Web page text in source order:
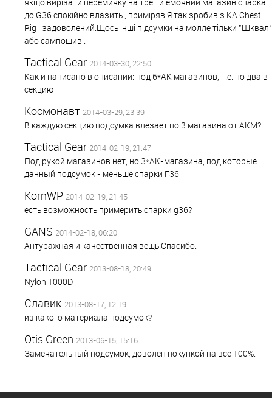
до G36 спокійно влазить , приміряв.Я так зробив з KA Chest
Rig і задоволений.Щось інші підсумки на молле тільки "Шквал"
або сампошив .
Tactical Gear 2014-03-30, 22:50
Как и написано в описании: под 6*АК магазинов, т.е. по два в
секцию
Космонавт 2014-03-29, 23:39
В каждую секцию подсумка влезает по 3 магазина от АКМ?
Tactical Gear 2014-02-19, 21:47
Под рукой магазинов нет, но 3*АК-магазина, под которые
данный подсумок - меньше спарки Г36
KornWP 2014-02-19, 21:45
есть возможность примерить спарки g36?
GANS 2014-02-18, 06:20
Антуражная и качественная вещь!Спасибо.
Tactical Gear 2013-08-18, 20:49
Nylon 1000D
Славик 2013-08-17, 12:19
из какого материала подсумок?
Otis Green 2013-06-15, 15:16
Замечательный подсумок, доволен покупкой на все 100%.